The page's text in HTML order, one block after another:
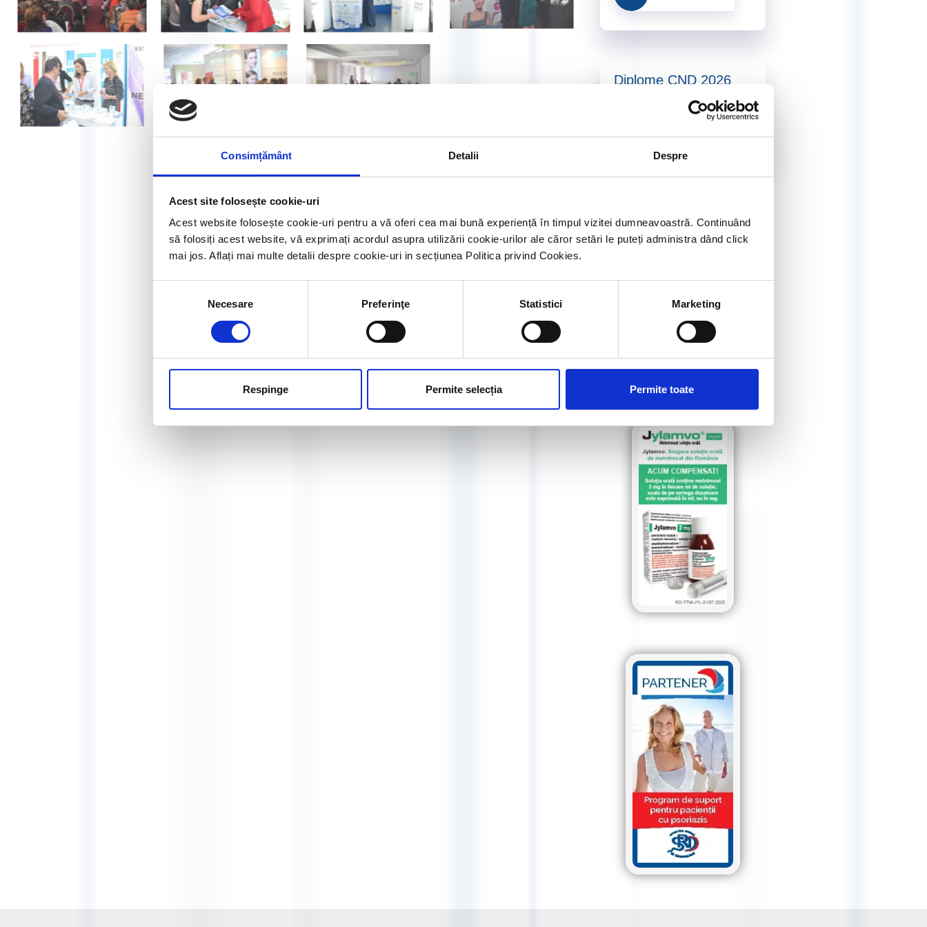
Consimțământ Detalii Despre
Acest site folosește cookie-uri
Acest website folosește cookie-uri pentru a vă oferi cea mai bună experiență în timpul vizitei dumneavoastră. Continuând
să folosiți acest website, vă exprimați acordul asupra utilizării cookie-urilor ale căror setări le puteți administra dând click
mai jos. Aflați mai multe detalii despre cookie-uri in secțiunea Politica privind Cookies.
consimțământului
Necesare Preferinţe Statistici Marketing
Respinge Permite selecția Permite toate
Diplome CND 2026
Accesează